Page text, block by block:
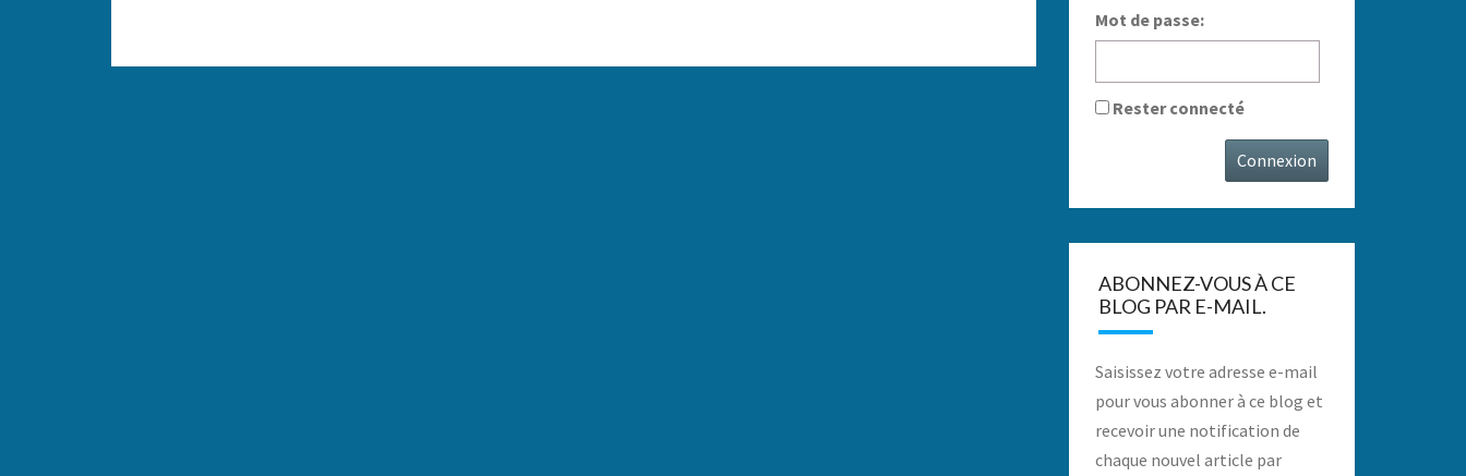
Mot de passe:
Rester connecté
Connexion
ABONNEZ-VOUS À CE
BLOG PAR E-MAIL.
Saisissez votre adresse e-mail
pour vous abonner à ce blog et
recevoir une notification de
chaque nouvel article par